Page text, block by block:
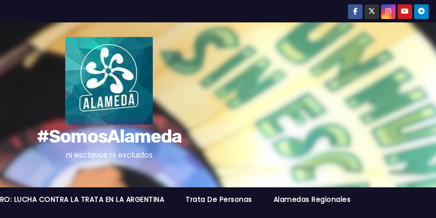
#SomosAlameda
ni esclavos ni excluidos
LUCHA CONTRA LA TRATA EN LA ARGENTINA Trata De Personas Alamedas Regionales